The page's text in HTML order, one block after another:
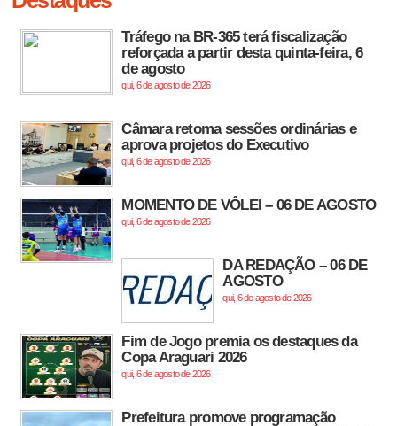
Tráfego na BR-365 terá fiscalização
reforçada a partir desta quinta-feira, 6
de agosto
qui, 6 de agosto de 2026
Câmara retoma sessões ordinárias e
aprova projetos do Executivo
qui, 6 de agosto de 2026
MOMENTO DE VÔLEI – 06 DE AGOSTO
qui, 6 de agosto de 2026
DA REDAÇÃO – 06 DE
AGOSTO
qui, 6 de agosto de 2026
Fim de Jogo premia os destaques da
Copa Araguari 2026
qui, 6 de agosto de 2026
Prefeitura promove programação